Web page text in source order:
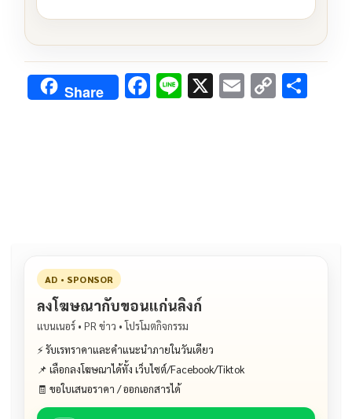
Share F Li X E C
AD • SPONSOR
ลงโฆษณากับขอนแก่นลิงก์
แบนเนอร์ • PR ข่าว • โปรโมตกิจกรรม
⚡ รับเรทราคาและคำแนะนำภายในวันเดียว
📌 เลือกลงโฆษณาได้ทั้ง เว็บไซต์/Facebook/Tiktok
🧾 ขอใบเสนอราคา / ออกเอกสารได้